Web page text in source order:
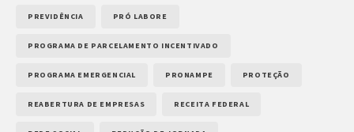
PREVIDÊNCIA PRÓ LABORE
PROGRAMA DE PARCELAMENTO INCENTIVADO
PROGRAMA EMERGENCIAL PRONAMPE PROTEÇÃO
REABERTURA DE EMPRESAS RECEITA FEDERAL